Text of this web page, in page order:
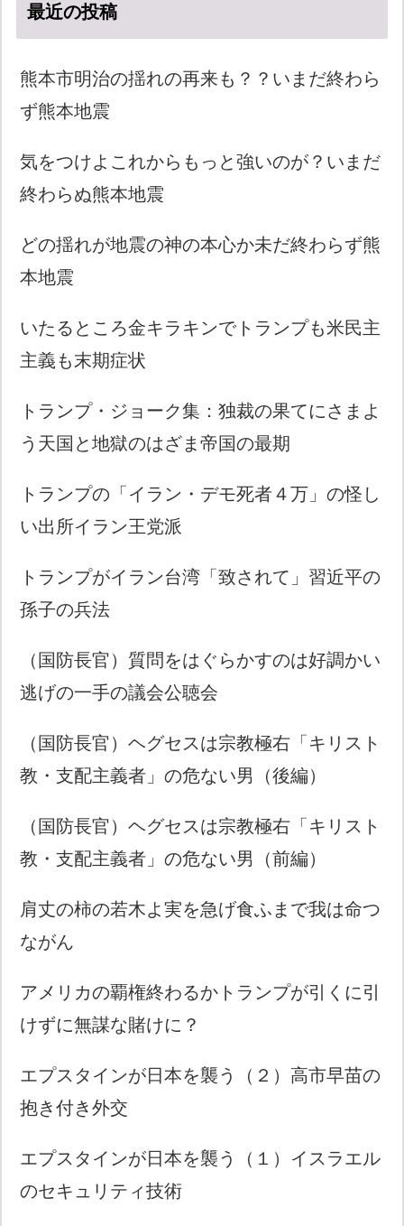
最近の投稿
熊本市明治の揺れの再来も？？いまだ終わら
ず熊本地震
気をつけよこれからもっと強いのが？いまだ
終わらぬ熊本地震
どの揺れが地震の神の本心か未だ終わらず熊
本地震
いたるところ金キラキンでトランプも米民主
主義も末期症状
トランプ・ジョーク集：独裁の果てにさまよ
う天国と地獄のはざま帝国の最期
トランプの「イラン・デモ死者４万」の怪し
い出所イラン王党派
トランプがイラン台湾「致されて」習近平の
孫子の兵法
（国防長官）質問をはぐらかすのは好調かい
逃げの一手の議会公聴会
（国防長官）ヘグセスは宗教極右「キリスト
教・支配主義者」の危ない男（後編）
（国防長官）ヘグセスは宗教極右「キリスト
教・支配主義者」の危ない男（前編）
肩丈の柿の若木よ実を急げ食ふまで我は命つ
ながん
アメリカの覇権終わるかトランプが引くに引
けずに無謀な賭けに？
エプスタインが日本を襲う（２）高市早苗の
抱き付き外交
エプスタインが日本を襲う（１）イスラエル
のセキュリティ技術